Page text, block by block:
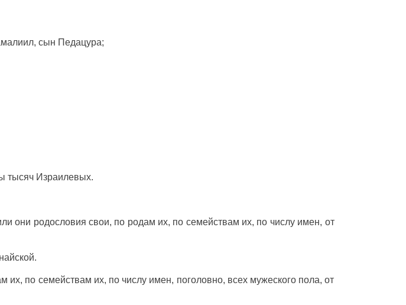
, сын Педацура;
тысяч Израилевых.
они родословия свои, по родам их, по семействам их, по числу имен, от
.
их, по семействам их, по числу имен, поголовно, всех мужеского пола, от